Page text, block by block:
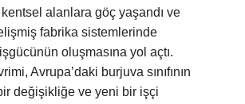
alanlara göç yaşandı ve
fabrika sistemlerinde
oluşmasına yol açtı.
Avrupa’daki burjuva sınıfının
değişikliğe ve yeni bir işçi